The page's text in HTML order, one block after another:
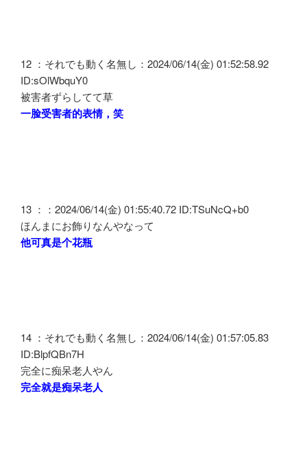
12 ：それでも動く名無し：2024/06/14(金) 01:52:58.92
ID:sOlWbquY0
被害者ずらしてて草
一脸受害者的表情，笑
13 ：：2024/06/14(金) 01:55:40.72 ID:TSuNcQ+b0
ほんまにお飾りなんやなって
他可真是个花瓶
14 ：それでも動く名無し：2024/06/14(金) 01:57:05.83
ID:BlpfQBn7H
完全に痴呆老人やん
完全就是痴呆老人